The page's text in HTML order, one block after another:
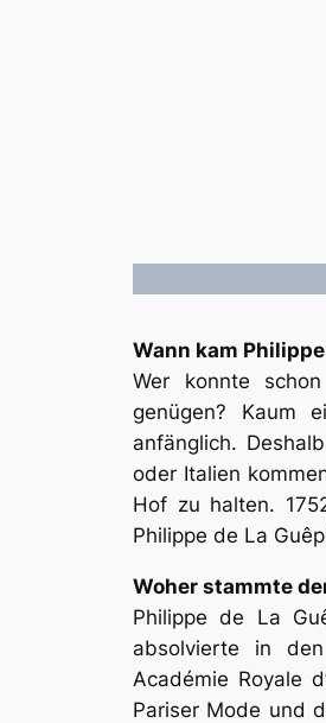
Wann kam
Wer konnte
genügen? Kaum
anfänglich.
oder Italien
Hof zu halten.
Philippe de La
Woher stammte
Philippe de La
absolvierte in
Académie Royale
Pariser Mode und